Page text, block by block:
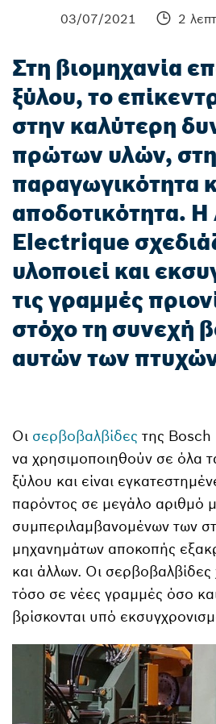
03/07/2021 2
Στη βιομηχανία
ξύλου, το
στην καλύτερη
πρώτων υλών,
παραγωγικότητα
αποδοτικότητα.
Electrique
υλοποιεί και
τις γραμμές
στόχο τη συνεχή
αυτών των
Οι σερβοβαλβίδες της
να χρησιμοποιηθούν σε όλα
ξύλου και είναι
παρόντος σε μεγάλο αριθμό
συμπεριλαμβανομένων των
μηχανημάτων αποκοπής
και άλλων. Οι σερβοβαλβίδες
τόσο σε νέες γραμμές όσο
βρίσκονται υπό